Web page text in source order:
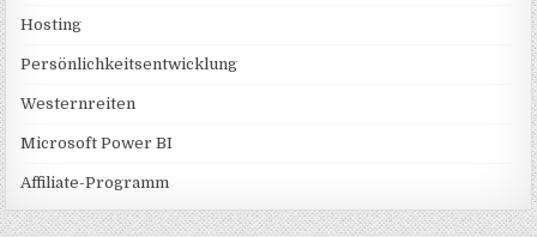
Hosting
Persönlichkeitsentwicklung
Westernreiten
Microsoft Power BI
Affiliate-Programm